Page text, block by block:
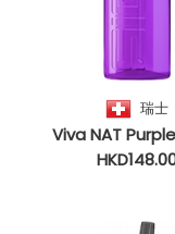
瑞士
Viva NAT